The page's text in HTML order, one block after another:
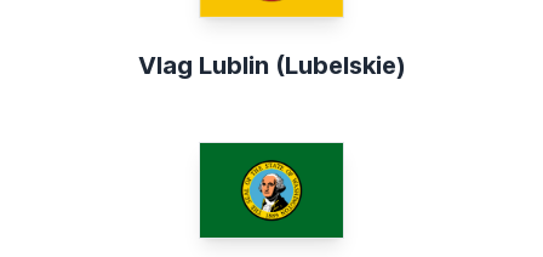
Vlag Lublin (Lubelskie)